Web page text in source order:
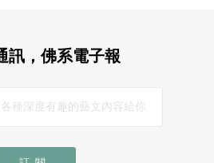
訊，佛系電子報